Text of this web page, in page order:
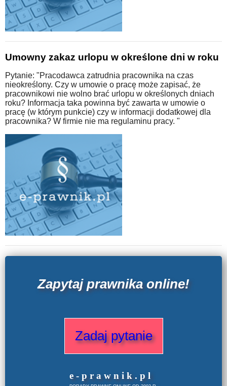
Umowny zakaz urlopu w określone dni w roku
Pytanie: "Pracodawca zatrudnia pracownika na czas
nieokreślony. Czy w umowie o pracę może zapisać, że
pracownikowi nie wolno brać urlopu w określonych dniach
roku? Informacja taka powinna być zawarta w umowie o
pracę (w którym punkcie) czy w informacji dodatkowej dla
pracownika? W firmie nie ma regulaminu pracy. "
Zapytaj prawnika online!
Zadaj pytanie
e -prawnik . pl